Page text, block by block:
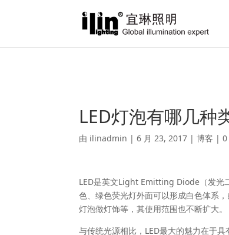
: A non-numeric value encountered in /var/
LED灯泡有哪几种
由 ilinadmin |6 月 23, 2017 |博客 |
LED是英文Light Emitting Diode（发光
色、绿色荧光灯外面可以形成白色体系
灯泡做灯饰等，其使用范围也不断扩大。
与传统光源相比，LED最大的魅力在于